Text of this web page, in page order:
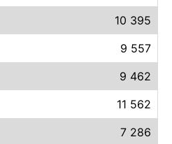
10 395
9 557
9 462
11 562
7 286